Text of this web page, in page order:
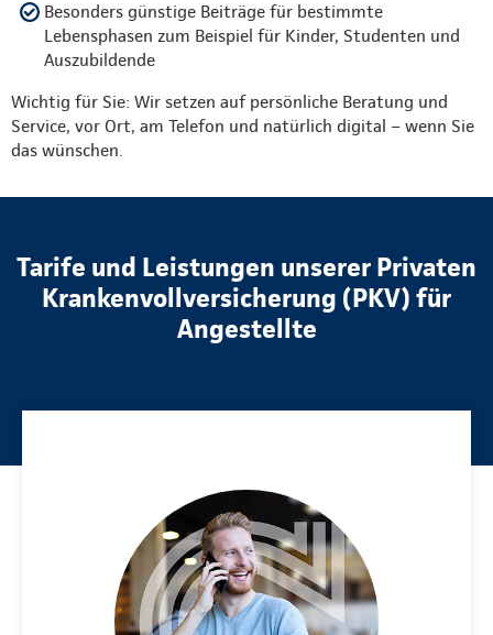
Besonders günstige Beiträge für bestimmte
Lebensphasen zum Beispiel für Kinder, Studenten und
Auszubildende
Wichtig für Sie: Wir setzen auf persönliche Beratung und
Service, vor Ort, am Telefon und natürlich digital – wenn Sie
das wünschen.
Tarife und Leistungen unserer Privaten
Krankenvollversicherung (PKV) für
Angestellte